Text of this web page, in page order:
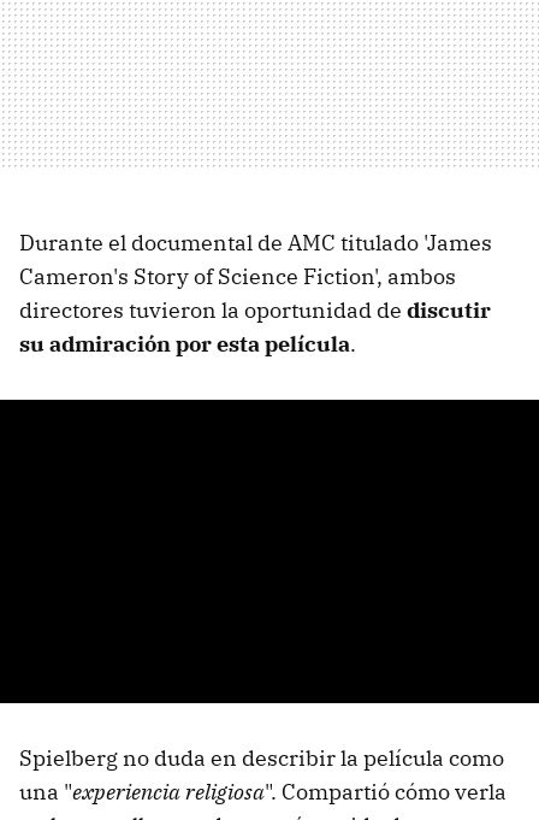
Durante el documental de AMC titulado 'James
Cameron's Story of Science Fiction', ambos
directores tuvieron la oportunidad de discutir
su admiración por esta película.
Spielberg no duda en describir la película como
una "experiencia religiosa". Compartió cómo verla